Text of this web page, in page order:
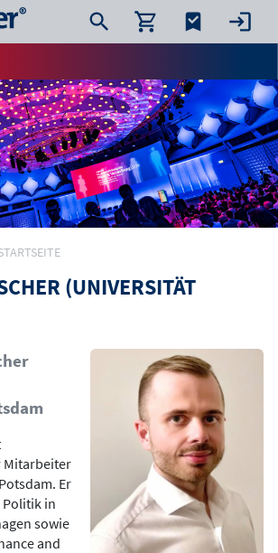
(UNIVERSITÄT
Bild
Mitarbeiter
Er
in
sowie
and